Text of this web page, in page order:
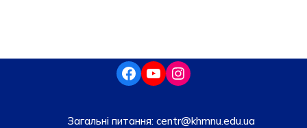
Загальні питання: centr@khmnu.edu.ua